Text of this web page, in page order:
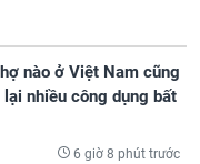
nào ở Việt Nam cũng
nhiều công dụng bất
6 giờ 8 phút trước